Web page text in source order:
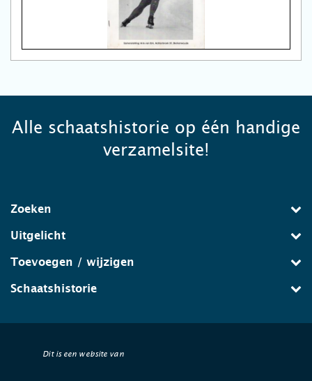
Alle schaatshistorie op één handige
verzamelsite!
Zoeken
Uitgelicht
Toevoegen / wijzigen
Schaatshistorie
Dit is een website van